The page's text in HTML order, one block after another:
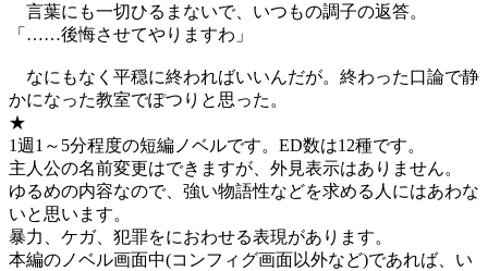
言葉にも一切ひるまないで、いつもの調子の返答。
「……後悔させてやりますわ」
なにもなく平穏に終わればいいんだが。終わった口論で静
かになった教室でぽつりと思った。
★
1週1～5分程度の短編ノベルです。ED数は12種です。
主人公の名前変更はできますが、外見表示はありません。
ゆるめの内容なので、強い物語性などを求める人にはあわな
いと思います。
暴力、ケガ、犯罪をにおわせる表現があります。
本編のノベル画面中(コンフィグ画面以外など)であれば、い